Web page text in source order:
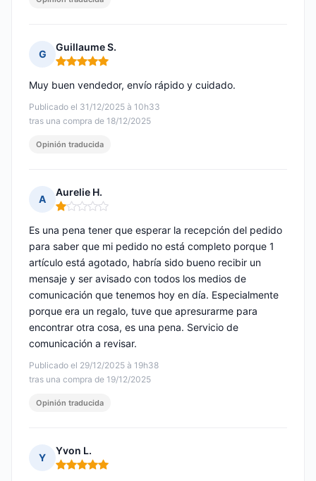
G
Guillaume S.
Nota: 5 de 5
Publicado el 31/12/2025 à 10h33
tras una compra de 18/12/2025
Muy buen vendedor, envío rápido y cuidado.
Opinión traducida
A
Aurelie H.
Nota: 1 de 5
Publicado el 29/12/2025 à 19h38
tras una compra de 19/12/2025
Es una pena tener que esperar la recepción del pedido
para saber que mi pedido no está completo porque 1
artículo está agotado, habría sido bueno recibir un
mensaje y ser avisado con todos los medios de
comunicación que tenemos hoy en día. Especialmente
porque era un regalo, tuve que apresurarme para
encontrar otra cosa, es una pena. Servicio de
comunicación a revisar.
Opinión traducida
Y
Yvon L.
Nota: 5 de 5